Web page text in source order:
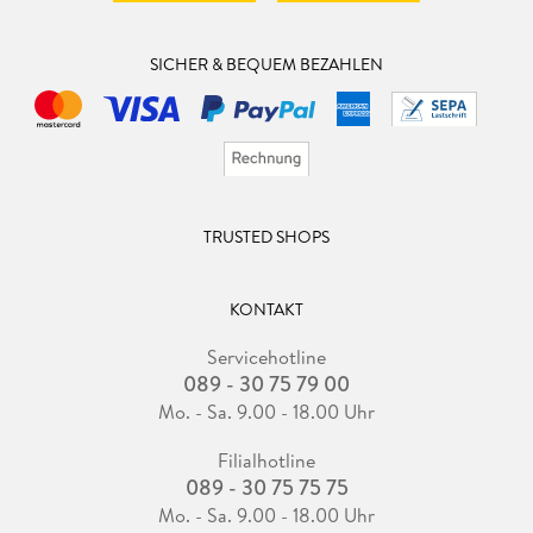
SICHER & BEQUEM BEZAHLEN
TRUSTED SHOPS
KONTAKT
Servicehotline
089 - 30 75 79 00
Mo. - Sa. 9.00 - 18.00 Uhr
Filialhotline
089 - 30 75 75 75
Mo. - Sa. 9.00 - 18.00 Uhr